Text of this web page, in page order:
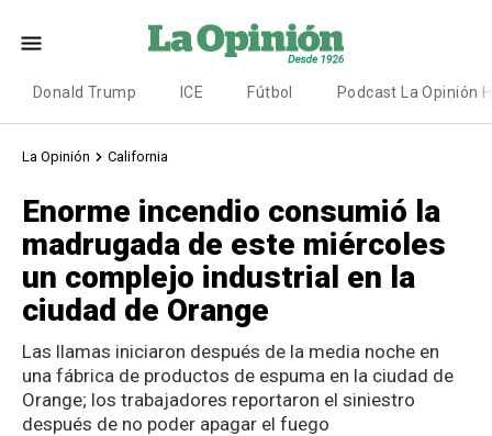
Donald Trump ICE Fútbol Podcast La Opinión
La Opinión California
Enorme incendio consumió la
madrugada de este miércoles
un complejo industrial en la
ciudad de Orange
Las llamas iniciaron después de la media noche en
una fábrica de productos de espuma en la ciudad de
Orange; los trabajadores reportaron el siniestro
después de no poder apagar el fuego